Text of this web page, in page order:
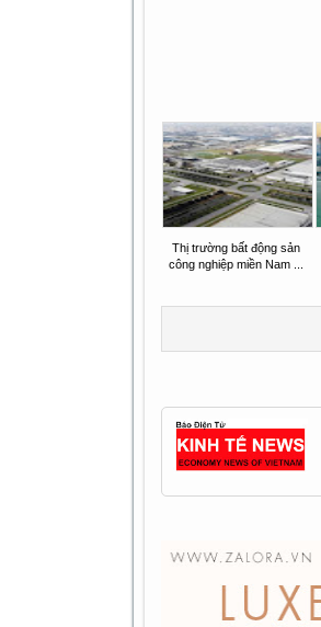
Thị trường bất động sản
công nghiệp miền Nam ...